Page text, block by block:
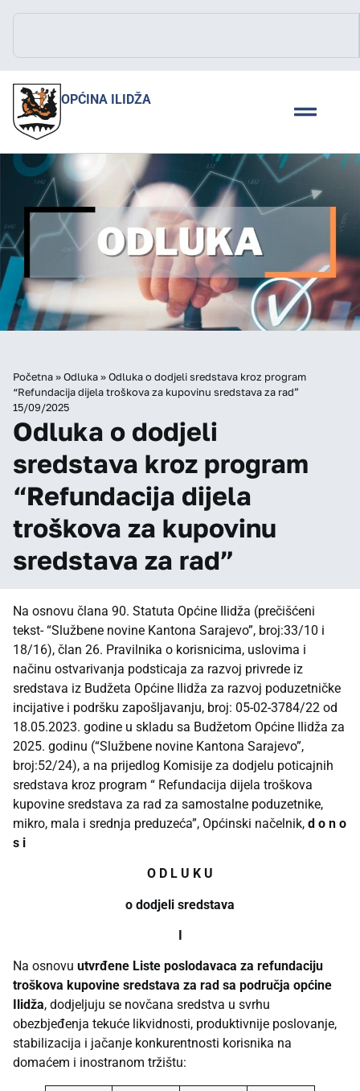
OPĆINA ILIDŽA
Početna»Odluka»Odluka o dodjeli sredstava kroz program
“Refundacija dijela troškova za kupovinu sredstava za rad”
15/09/2025
Odluka o dodjeli
sredstava kroz program
“Refundacija dijela
troškova za kupovinu
sredstava za rad”
Na osnovu člana 90. Statuta Općine Ilidža (prečišćeni
tekst- “Službene novine Kantona Sarajevo”, broj:33/10 i
18/16), član 26. Pravilnika o korisnicima, uslovima i
načinu ostvarivanja podsticaja za razvoj privrede iz
sredstava iz Budžeta Općine Ilidža za razvoj poduzetničke
incijative i podršku zapošljavanju, broj: 05-02-3784/22 od
18.05.2023. godine u skladu sa Budžetom Općine Ilidža za
2025. godinu (“Službene novine Kantona Sarajevo”,
broj:52/24), a na prijedlog Komisije za dodjelu poticajnih
sredstava kroz program “ Refundacija dijela troškova
kupovine sredstava za rad za samostalne poduzetnike,
mikro, mala i srednja preduzeća”, Općinski načelnik, d o n o
s i
O D L U K U
o dodjeli sredstava
I
Na osnovu utvrđene Liste poslodavaca za refundaciju
troškova kupovine sredstava za rad sa područja općine
Ilidža, dodjeljuju se novčana sredstva u svrhu
obezbjeđenja tekuće likvidnosti, produktivnije poslovanje,
stabilizacija i jačanje konkurentnosti korisnika na
domaćem i inostranom tržištu: